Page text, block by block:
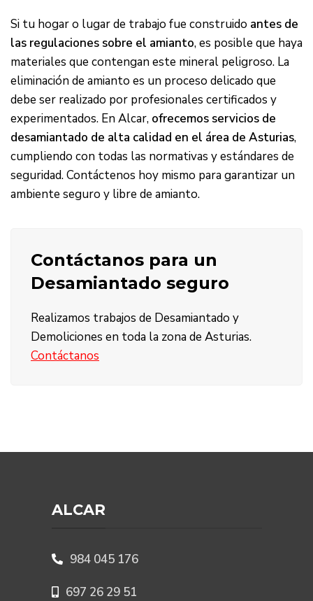
Si tu hogar o lugar de trabajo fue construido antes de
las regulaciones sobre el amianto, es posible que haya
materiales que contengan este mineral peligroso. La
eliminación de amianto es un proceso delicado que
debe ser realizado por profesionales certificados y
experimentados. En Alcar, ofrecemos servicios de
desamiantado de alta calidad en el área de Asturias,
cumpliendo con todas las normativas y estándares de
seguridad. Contáctenos hoy mismo para garantizar un
ambiente seguro y libre de amianto.
Contáctanos para un
Desamiantado seguro
Realizamos trabajos de Desamiantado y
Demoliciones en toda la zona de Asturias.
Contáctanos
ALCAR
984 045 176
697 26 29 51